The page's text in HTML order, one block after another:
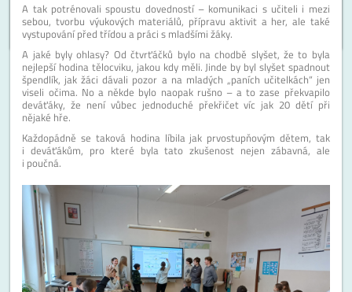
A tak potrénovali spoustu dovedností – komunikaci s učiteli i mezi
sebou, tvorbu výukových materiálů, přípravu aktivit a her, ale také
vystupování před třídou a práci s mladšími žáky.
A jaké byly ohlasy? Od čtvrťáčků bylo na chodbě slyšet, že to byla
nejlepší hodina tělocviku, jakou kdy měli. Jinde by byl slyšet spadnout
špendlík, jak žáci dávali pozor a na mladých „paních učitelkách“ jen
viseli očima. No a někde bylo naopak rušno – a to zase překvapilo
deváťáky, že není vůbec jednoduché překřičet víc jak 20 dětí při
nějaké hře.
Každopádně se taková hodina líbila jak prvostupňovým dětem, tak
i deváťákům, pro které byla tato zkušenost nejen zábavná, ale
i poučná.